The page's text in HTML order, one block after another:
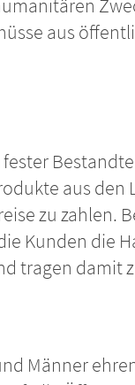
aus
aus den
zu zahlen.
Kunden die
tragen damit
Männer